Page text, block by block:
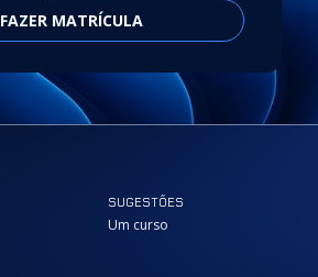
FAZER MATRÍCULA
SUGESTÕES
Um curso